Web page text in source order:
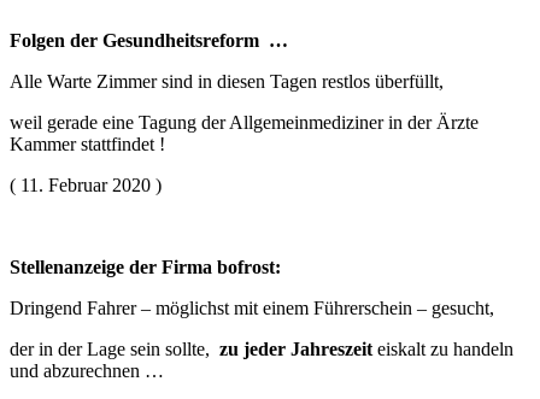
Folgen der Gesundheitsreform …
Alle Warte Zimmer sind in diesen Tagen restlos überfüllt,
weil gerade eine Tagung der Allgemeinmediziner in der Ärzte
Kammer stattfindet !
( 11. Februar 2020 )
Stellenanzeige der Firma bofrost:
Dringend Fahrer – möglichst mit einem Führerschein – gesucht,
der in der Lage sein sollte, zu jeder Jahreszeit eiskalt zu handeln
und abzurechnen …